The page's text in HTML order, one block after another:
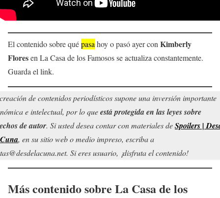
El contenido sobre quépasahoy o pasó ayer conKimberly
Floresen La Casa de los Famosos se actualiza constantemente.
Guarda el link.
de contenidos periodísticos supone una inversión importante
e intelectual, por lo queestá protegida en las leyes sobre
de autor. Si usted desea contar con materiales deSpoilers |
, en su sitio web o medio impreso, escriba a
Si eres usuario, ¡disfruta el contenido!
Más contenido sobre La Casa de los